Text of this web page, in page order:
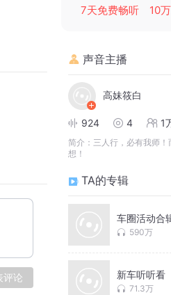
评论
7天免费畅听
10
声音主播
高妹筱白
924 4 1
简介： 三人行，必有我师
想！
TA的专辑
车圈活动合
590万
新车听听看
71.3万